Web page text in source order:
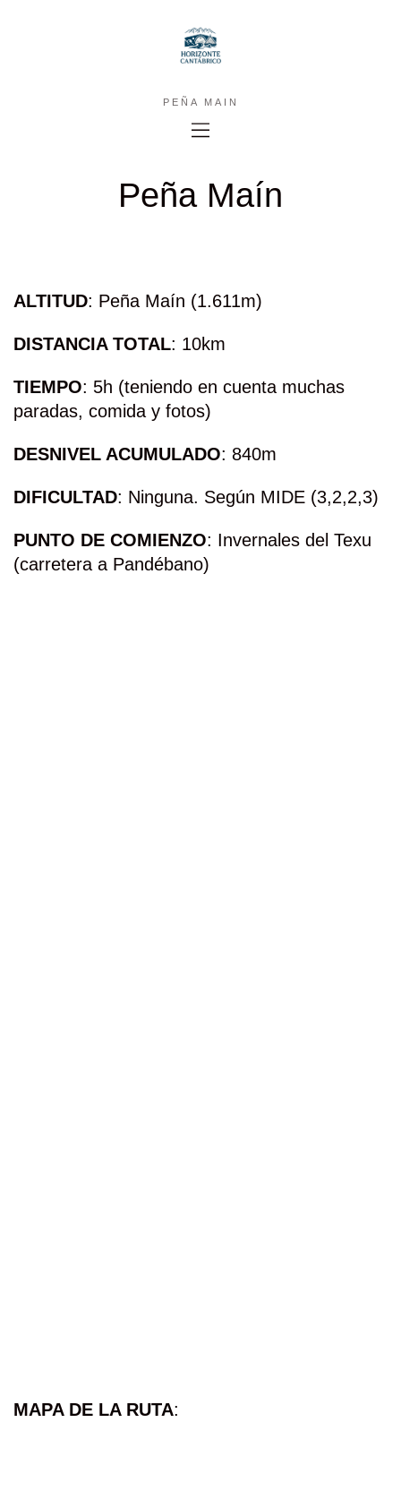
PEÑA MAIN
Peña Maín
ALTITUD: Peña Maín (1.611m)
DISTANCIA TOTAL: 10km
TIEMPO: 5h (teniendo en cuenta muchas
paradas, comida y fotos)
DESNIVEL ACUMULADO: 840m
DIFICULTAD: Ninguna. Según MIDE (3,2,2,3)
PUNTO DE COMIENZO: Invernales del Texu
(carretera a Pandébano)
MAPA DE LA RUTA: